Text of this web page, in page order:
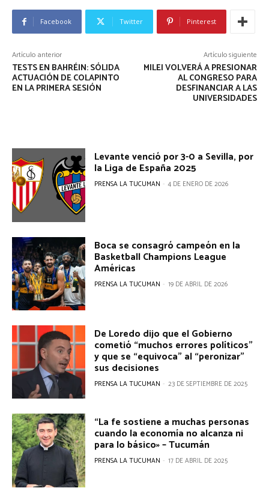
Facebook Twitter Pinterest
Artículo anterior
TESTS EN BAHRÉIN: SÓLIDA
ACTUACIÓN DE COLAPINTO
EN LA PRIMERA SESIÓN
Artículo siguiente
MILEI VOLVERÁ A PRESIONAR
AL CONGRESO PARA
DESFINANCIAR A LAS
UNIVERSIDADES
Levante venció por 3-0 a Sevilla, por
la Liga de España 2025
PRENSA LA TUCUMAN - 4 DE ENERO DE 2026
Boca se consagró campeón en la
Basketball Champions League
Américas
PRENSA LA TUCUMAN - 19 DE ABRIL DE 2026
De Loredo dijo que el Gobierno
cometió “muchos errores políticos”
y que se “equivoca” al “peronizar”
sus decisiones
PRENSA LA TUCUMAN - 23 DE SEPTIEMBRE DE 2025
“La fe sostiene a muchas personas
cuando la economía no alcanza ni
para lo básico» – Tucumán
PRENSA LA TUCUMAN - 17 DE ABRIL DE 2025